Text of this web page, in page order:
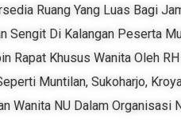
Ruang Yang Luas Bagi
Di Kalangan Peserta
Khusus Wanita Oleh
Muntilan, Sukoharjo,
Wanita NU Dalam Organisasi